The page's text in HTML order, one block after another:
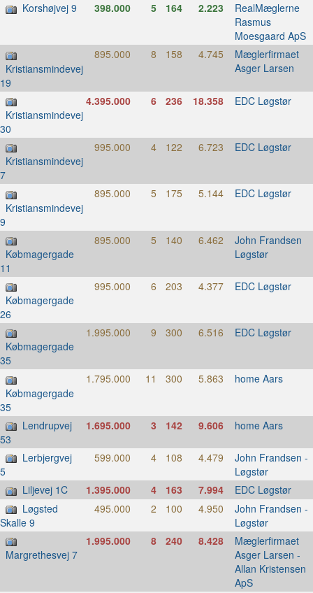
Korshøjvej 9
398.000 5 164 2.223 RealMæglerne
Rasmus
Moesgaard ApS
Kristiansmindevej
19
895.000 8 158 4.745 Mæglerfirmaet
Asger Larsen
Kristiansmindevej
30
4.395.000 6 236 18.358 EDC Løgstør
Kristiansmindevej
7
995.000 4 122 6.723 EDC Løgstør
Kristiansmindevej
9
895.000 5 175 5.144 EDC Løgstør
Købmagergade
11
895.000 5 140 6.462 John Frandsen
Løgstør
Købmagergade
26
995.000 6 203 4.377 EDC Løgstør
Købmagergade
35
1.995.000 9 300 6.516 EDC Løgstør
Købmagergade
35
1.795.000 11 300 5.863 home Aars
Lendrupvej
53
1.695.000 3 142 9.606 home Aars
Lerbjergvej
5
599.000 4 108 4.479 John Frandsen -
Løgstør
Liljevej 1C
1.395.000 4 163 7.994 EDC Løgstør
Løgsted
Skalle 9
495.000 2 100 4.950 John Frandsen -
Løgstør
Margrethesvej 7
1.995.000 8 240 8.428 Mæglerfirmaet
Asger Larsen -
Allan Kristensen
ApS